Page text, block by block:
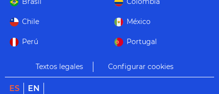
Chile México
Perú Portugal
Textos legales Configurar cookies
ES EN